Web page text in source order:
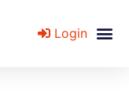
Login